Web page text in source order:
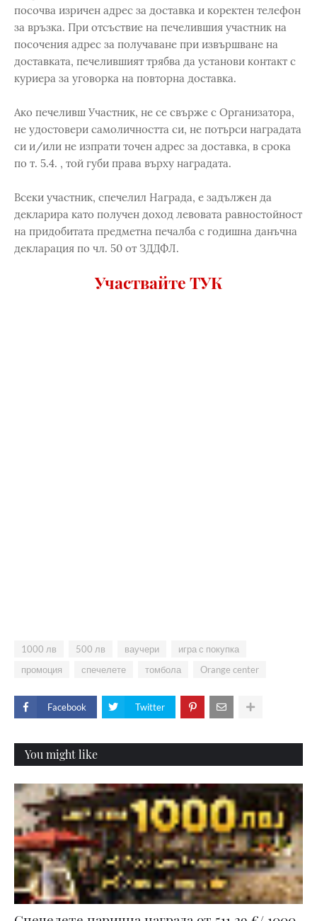
посочва изричен адрес за доставка и коректен телефон
за връзка. При отсъствие на печелившия участник на
посочения адрес за получаване при извършване на
доставката, печелившият трябва да установи контакт с
куриера за уговорка на повторна доставка.
Ако печеливш Участник, не се свърже с Организатора,
не удостовери самоличността си, не потърси наградата
си и/или не изпрати точен адрес за доставка, в срока
по т. 5.4. , той губи права върху наградата.
Всеки участник, спечелил Награда, е задължен да
декларира като получен доход левовата равностойност
на придобитата предметна печалба с годишна данъчна
декларация по чл. 50 от ЗДДФЛ.
Участвайте ТУК
1000 лв 500 лв ваучери
игра с покупка
промоция
спечелете томбола Orange center
Facebook Twitter
You might like